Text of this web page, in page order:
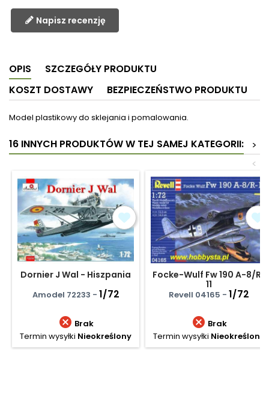
Napisz recenzję
OPIS
SZCZEGÓŁY PRODUKTU
KOSZT DOSTAWY
BEZPIECZEŃSTWO PRODUKTU
Model plastikowy do sklejania i pomalowania.
16 INNYCH PRODUKTÓW W TEJ SAMEJ KATEGORII:
>
<
Dornier J Wal - Hiszpania
Amodel 72233 - 1/72
 Brak
Termin wysyłki Nieokreślony
Focke-Wulf Fw 190 A-8/R-
11
Revell 04165 - 1/72
 Brak
Termin wysyłki Nieokreślony